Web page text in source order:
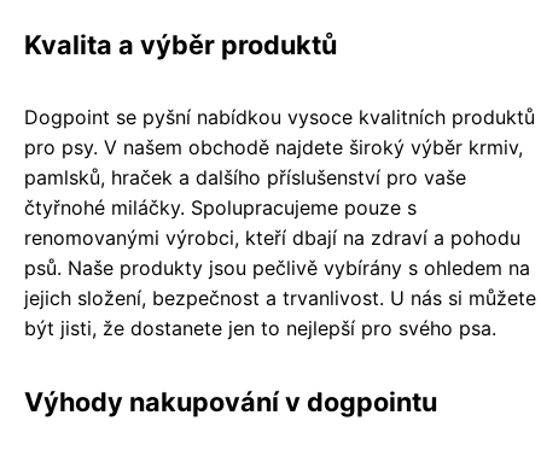
Kvalita a výběr produktů
Dogpoint se pyšní nabídkou vysoce kvalitních produktů
pro psy. V našem obchodě najdete široký výběr krmiv,
pamlsků, hraček a dalšího příslušenství pro vaše
čtyřnohé miláčky. Spolupracujeme pouze s
renomovanými výrobci, kteří dbají na zdraví a pohodu
psů. Naše produkty jsou pečlivě vybírány s ohledem na
jejich složení, bezpečnost a trvanlivost. U nás si můžete
být jisti, že dostanete jen to nejlepší pro svého psa.
Výhody nakupování v dogpointu